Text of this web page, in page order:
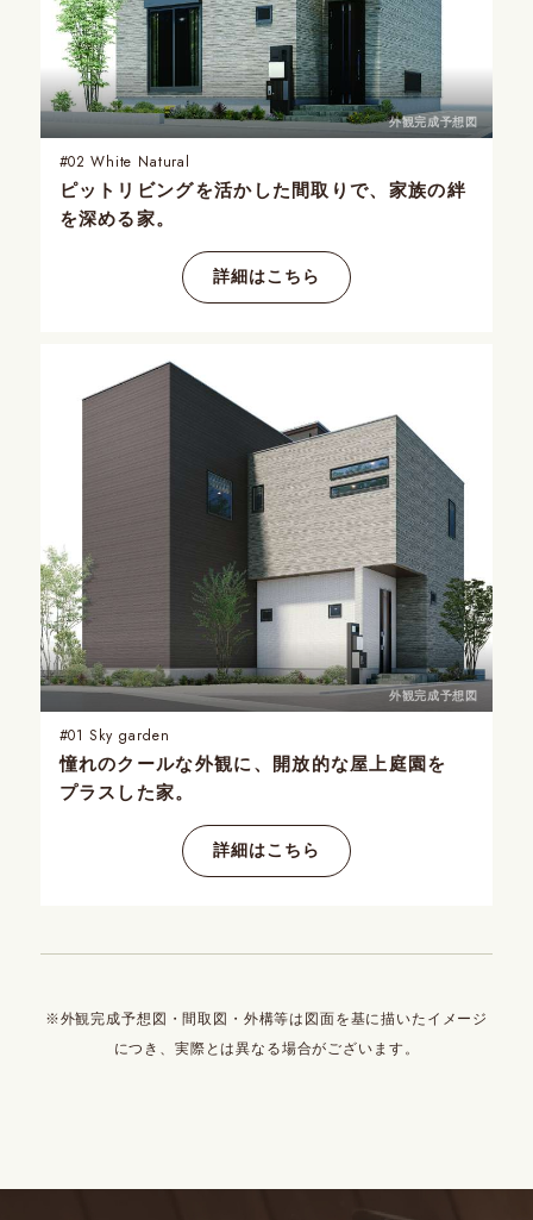
外観完成予想図
#02 White Natural
ピットリビングを活かした間取りで、家族の絆
を深める家。
詳細はこちら
外観完成予想図
#01 Sky garden
憧れのクールな外観に、
開放的な屋上庭園を
プラスした家。
詳細はこちら
※外観完成予想図・間取図・外構等は図面を基に描いたイメージ
につき、実際とは異なる場合がございます。